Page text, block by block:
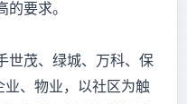
要求。
世茂、绿城、万科、保
、物业，以社区为触